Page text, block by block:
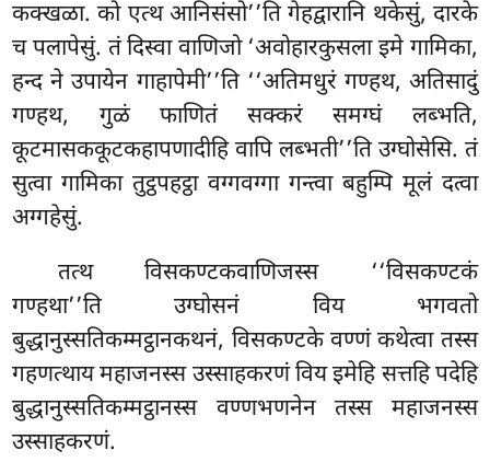
कक्खळा. को एत्थ आनिसंसो’’ति गेहद्वारानि थकेसुं, दारके
च पलापेसुं. तं दिस्वा वाणिजो ‘अवोहारकुसला इमे गामिका,
हन्द ने उपायेन गाहापेमी’’ति ‘‘अतिमधुरं गण्हथ, अतिसादुं
गण्हथ, गुळं फाणितं सक्करं समग्घं लब्भति,
कूटमासककूटकहापणादीहि वापि लब्भती’’ति उग्घोसेसि. तं
सुत्वा गामिका तुट्ठपहट्ठा वग्गवग्गा गन्त्वा बहुम्पि मूलं दत्वा
अग्गहेसुं.
तत्थ विसकण्टकवाणिजस्स ‘‘विसकण्टकं
गण्हथा’’ति उग्घोसनं विय भगवतो
बुद्धानुस्सतिकम्मट्ठानकथनं, विसकण्टके वण्णं कथेत्वा तस्स
गहणत्थाय महाजनस्सउस्साहकरणंविय इमेहि सत्तहि पदेहि
बुद्धानुस्सतिकम्मट्ठानस्स वण्णभणनेन तस्स महाजनस्स
उस्साहकरणं.